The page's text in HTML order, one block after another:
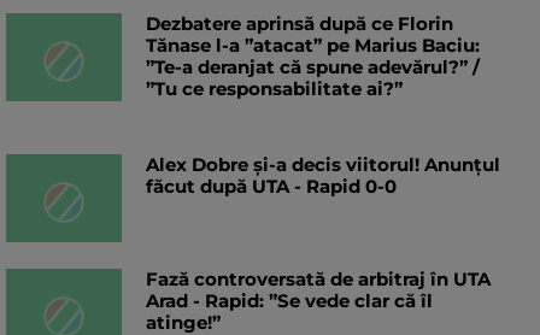
Dezbatere aprinsă după ce Florin
Tănase l-a ”atacat” pe Marius Baciu:
”Te-a deranjat că spune adevărul?” /
”Tu ce responsabilitate ai?”
Alex Dobre și-a decis viitorul! Anunțul
făcut după UTA - Rapid 0-0
Fază controversată de arbitraj în UTA
Arad - Rapid: ”Se vede clar că îl
atinge!”